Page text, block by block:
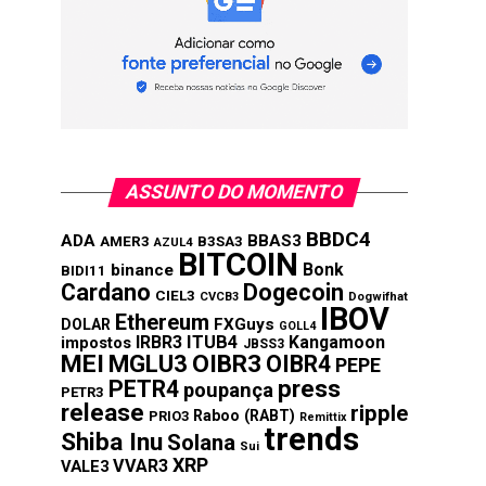
ASSUNTO DO MOMENTO
ADA AMER3 AZUL4 B3SA3 BBAS3 BBDC4
BIDI11 binance BITCOIN Bonk
Cardano CIEL3 CVCB3 Dogecoin Dogwifhat
DOLAR Ethereum FXGuys GOLL4 IBOV
impostos IRBR3 ITUB4 JBSS3 Kangamoon
MEI MGLU3 OIBR3 OIBR4 PEPE
PETR3 PETR4 poupança press
release PRIO3 Raboo (RABT) Remittix ripple
Shiba Inu Solana Sui trends
VALE3 VVAR3 XRP